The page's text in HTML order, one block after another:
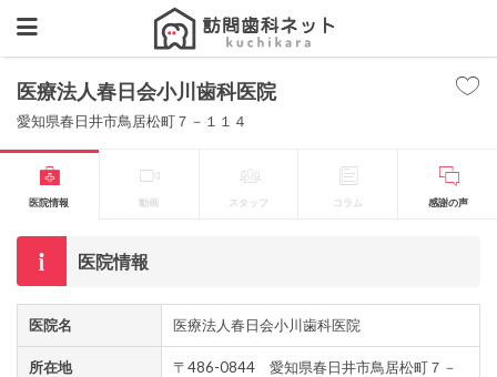
医療法人春日会小川歯科医院
愛知県春日井市鳥居松町７－１１４
医院情報 動画 スタッフ コラム 感謝の声
医院情報
医院名 医療法人春日会小川歯科医院
所在地
〒486-0844 愛知県春日井市鳥居松町７－